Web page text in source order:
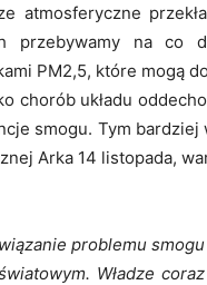
atmosferyczne
przebywamy na co
PM2,5, które mogą
chorób układu
smogu. Tym
Arka 14 listopada,
problemu
Władze